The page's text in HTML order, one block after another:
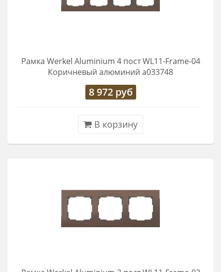
Рамка Werkel Aluminium 4 пост WL11-Frame-04
Коричневый алюминий a033748
8 972руб
В корзину